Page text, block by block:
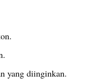
yang diinginkan.